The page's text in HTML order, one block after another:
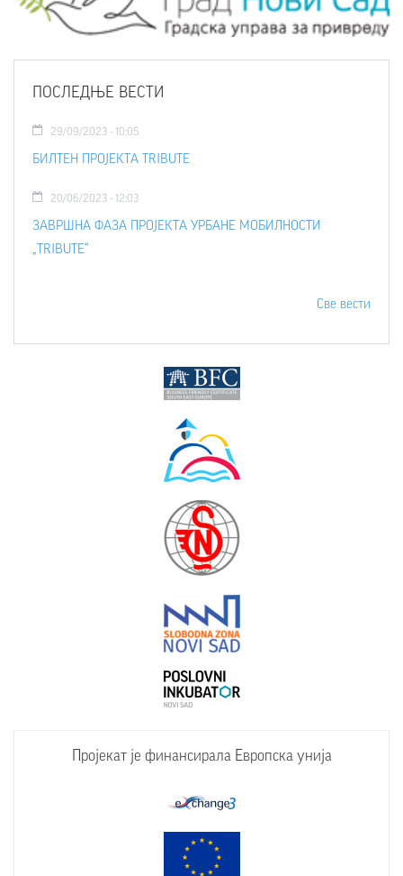
ПОСЛЕДЊЕ ВЕСТИ
29/09/2023 - 10:05
БИЛТЕН ПРОЈЕКТА TRIBUTE
20/06/2023 - 12:03
ЗАВРШНА ФАЗА ПРОЈЕКТА УРБАНЕ МОБИЛНОСТИ
„TRIBUTE“
Све вести
Пројекат је финансирала Европска унија